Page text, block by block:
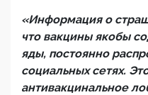
«Информация о
что вакцины якобы
яды, постоянно
социальных сетях.
антивакцинальное